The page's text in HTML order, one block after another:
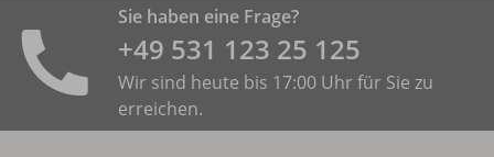
Sie haben eine Frage?
+49 531 ­123 25 125
Wir sind heute bis 17:00 Uhr für Sie zu
erreichen.